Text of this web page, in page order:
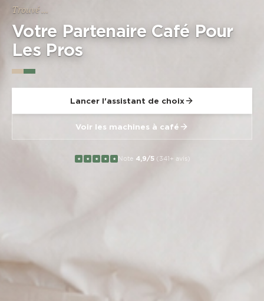
Trouvé ...
Votre Partenaire Café Pour
Les Pros
Lancer l'assistant de choix
Voir les machines à café
★ ★ ★ ★ ★ Note 4,9/5 (341+ avis)